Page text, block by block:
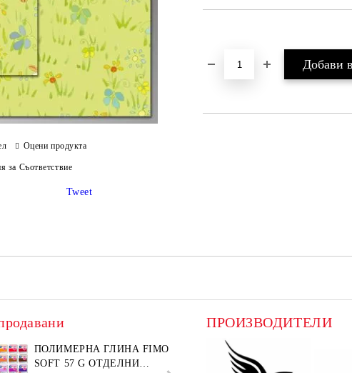
Оцени продукта
за Съответствие
Tweet
Комплект графитни моливи
KOH-I-NOOR Art 24 бр. (8B-
Въглен за рисуване Koh-I-
Noor Натурален Ø 6–7 mm 6
ПОЛИМЕРНА ГЛИНА FIMO
SOFT 57 G ОТДЕЛНИ
ТЕКСТИЛНА
ПРОИЗВОДИТЕЛИ